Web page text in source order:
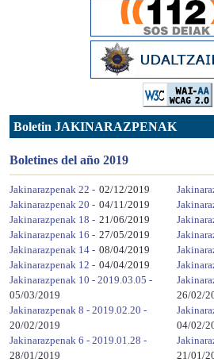
Boletin JAKINARAZPENAK
Boletines del año 2019
Jakinarazpenak 22 - 02/12/2019
Jakinarazpenak 20 - 04/11/2019
Jakinarazpenak 18 - 21/06/2019
Jakinarazpenak 16 - 27/05/2019
Jakinarazpenak 14 - 08/04/2019
Jakinarazpenak 12 - 04/04/2019
Jakinarazpenak 10 - 2019.03.05 -
05/03/2019
26/02/
Jakinarazpenak 8 - 2019.02.20 -
20/02/2019
04/02/
Jakinarazpenak 6 - 2019.01.28 -
28/01/2019
21/01/